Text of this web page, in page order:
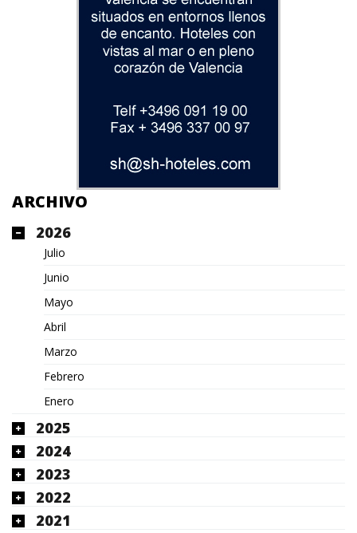
ARCHIVO
2026
Julio
Junio
Mayo
Abril
Marzo
Febrero
Enero
2025
2024
2023
2022
2021